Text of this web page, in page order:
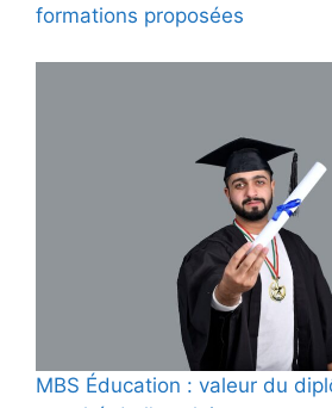
formations proposées
MBS Éducation : valeur du